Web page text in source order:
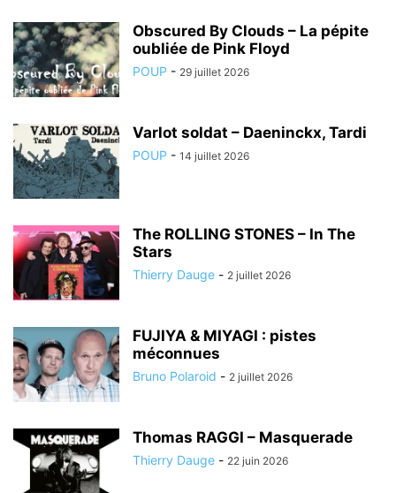
Obscured By Clouds – La pépite
oubliée de Pink Floyd
POUP - 29 juillet 2026
Varlot soldat – Daeninckx, Tardi
POUP - 14 juillet 2026
The ROLLING STONES – In The
Stars
Thierry Dauge - 2 juillet 2026
FUJIYA & MIYAGI : pistes
méconnues
Bruno Polaroid - 2 juillet 2026
Thomas RAGGI – Masquerade
Thierry Dauge - 22 juin 2026